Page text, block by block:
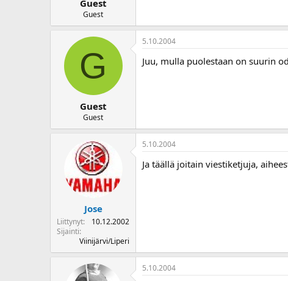
Guest
Guest
G
Guest
Guest
5.10.2004
Juu, mulla puolestaan on suurin
Jose
Liittynyt
10.12.2002
Sijainti
Viinijärvi/Liperi
5.10.2004
Ja täällä joitain viestiketjuja,
5.10.2004